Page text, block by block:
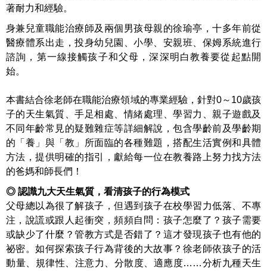
著耐力和經驗。
身兼兒童職能治療師及兩個男孩母親的徐瑜亭，十多年前從
醫療體系出走，投身幼兒園、小學、安親班、保姆系統進行
諮詢，第一線接觸孩子和父母，深深明白教養要從起點開
始。
本書結合徐老師在職能治療領域的專業經驗，針對0～10歲孩
子的天生氣質、手足相處、情緒處理、學習力、親子遊戲及
不同年齡常見的疑難雜症等詳細解說，包含學齡前及學齡期
的「養」與「教」所面臨的各種難題，搭配生活實例和具體
方法，提供明確的指引，獻給每一位在教養路上努力找方法
的爸媽和師長們！
◎ 認識九大天生氣質，看清孩子的行為模式
父母總以為很了解孩子，但遇到孩子在校學習力低落、不專
注，說謊或跟人起衝突，頻頻自問：孩子怎麼了？孩子需要
或缺少了什麼？管教方式是否錯了？這才發現孩子也有他的
祕密。如何探索孩子行為背後的大故事？徐老師依孩子的活
動量、規律性、注意力、分散度、適應度……分析九種天生